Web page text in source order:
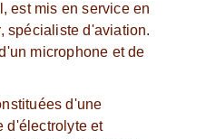
est mis en service en
spécialiste d'aviation.
microphone et de
d'une
d'électrolyte et